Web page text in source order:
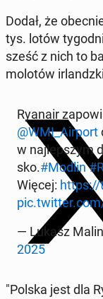
Dodał, że
tys. lotów
sześć z nich to
mo­lo­tów
Ryanair
@WMI_Airport
w naj­lep­szym
sko.#Modlin
Więcej: https://
— Lukasz
2025
"Polska jest dla